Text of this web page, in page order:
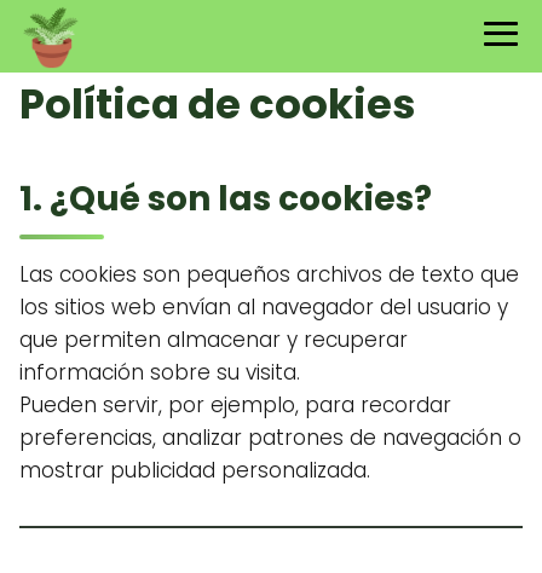
Política de cookies
1. ¿Qué son las cookies?
Las cookies son pequeños archivos de texto que
los sitios web envían al navegador del usuario y
que permiten almacenar y recuperar
información sobre su visita.
Pueden servir, por ejemplo, para recordar
preferencias, analizar patrones de navegación o
mostrar publicidad personalizada.